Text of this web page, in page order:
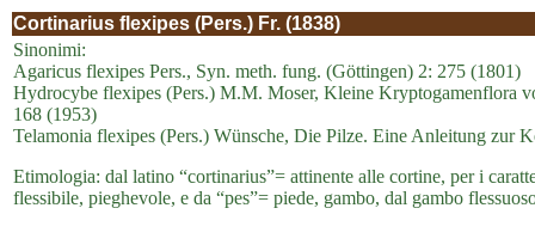
Cortinarius flexipes (Pers.) Fr. (1838)
Sinonimi:
Agaricus flexipes Pers., Syn. meth. fung. (Göttingen) 2: 275 (1801)
Hydrocybe flexipes (Pers.) M.M. Moser, Kleine Kryptogamenflora
168 (1953)
Telamonia flexipes (Pers.) Wünsche, Die Pilze. Eine Anleitung zur
Etimologia: dal latino “cortinarius”= attinente alle cortine, per i
flessibile, pieghevole, e da “pes”= piede, gambo, dal gambo